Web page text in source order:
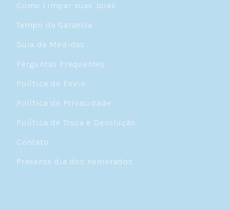
Como Limpar suas Joias
Tempo de Garantia
Guia de Medidas
Perguntas Frequentes
Política de Envio
Política de Privacidade
Política de Troca e Devolução
Contato
Presente dia dos namorados